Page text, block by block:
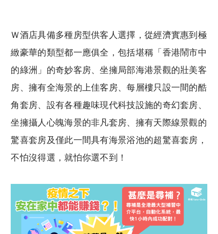
Ｗ酒店具備多種房型供客人選擇，從經濟實惠到極
緻豪華的類型都一應俱全，包括堪稱「香港鬧市中
的綠洲」的奇妙客房、坐擁局部海港景觀的壯美客
房、擁有全海景的上佳客房、每層樓只設一間的酷
角套房、設有各種趣味現代科技設施的奇幻套房、
坐擁攝人心魄海景的非凡套房、擁有天際線景觀的
驚喜套房及僅此一間具有海景浴池的超驚喜套房，
不怕沒得選，就怕你選不到！